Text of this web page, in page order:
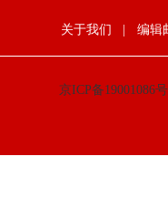
关于我们 | 编辑
京ICP备19001086